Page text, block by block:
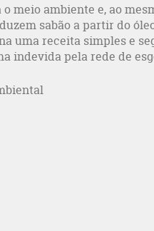
o meio ambiente e, ao
sabão a partir do
uma receita simples e
indevida pela rede de